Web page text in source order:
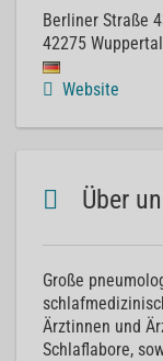
Berliner Straße
42275 Wuppertal
Website
Über
Große
Ärztinnen und
Schlaflabore,